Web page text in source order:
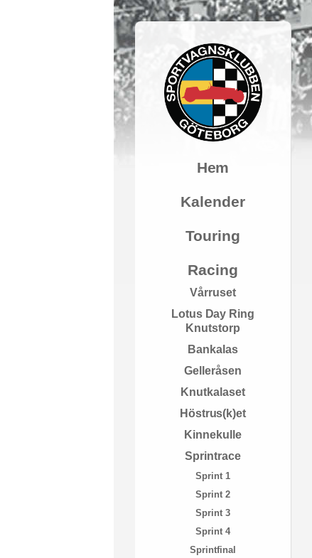
Hem
Kalender
Touring
Racing
Vårruset
Lotus Day Ring
Knutstorp
Bankalas
Gelleråsen
Knutkalaset
Höstrus(k)et
Kinnekulle
Sprintrace
Sprint 1
Sprint 2
Sprint 3
Sprint 4
Sprintfinal